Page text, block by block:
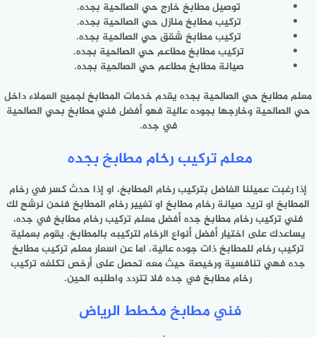
توصيل مطابخ خارج حي الصالحية بجده.
تركيب مطابخ منازل حي الصالحية بجده.
تركيب مطابخ شقق حي الصالحية بجده.
تركيب مطابخ مطاعم حي الصالحية بجده.
صيانة مطابخ مطاعم حي الصالحية بجده.
معلم مطابخ حي الصالحية بجده يقدم خدمات المطابخ لجميع العملاء داخل
حي الصالحية وخارجها بجوده عالية فهو أفضل فني مطابخ بحي الصالحية
في جده.
معلم تركيب رخام مطابخ بجده
إذا رغبت عميلنا الفاضل بتركيب رخام المطابخ، او إذا حدث كسر في رخام
المطابخ او تريد صيانة رخام مطابخ او تغيير رخام المطابخ فنحن نرشح لك
فني تركيب رخام مطابخ جده أفضل معلم تركيب رخام مطابخ في جده،
يساعدك على اختيار أفضل أنواع الرخام لتركيبه بالمطابخ، يقوم بعملية
تركيب رخام للمطابخ ذات جوده عالية، اما عن اسعار معلم تركيب مطابخ
جده فهي تنافسية ورخيصة حيث معه تحصل على أرخص تكلفه تركيب
رخام مطابخ في جده فلا تتردد واطلبه الحين.
فني مطابخ مخطط الرياض